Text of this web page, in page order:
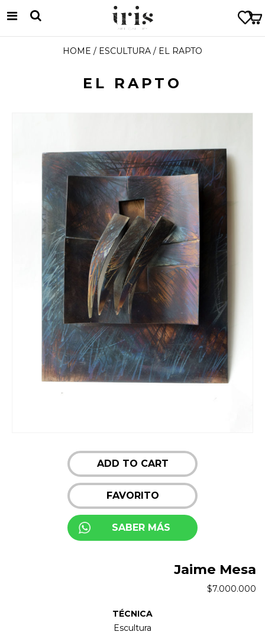
HOME / ESCULTURA / EL RAPTO
EL RAPTO
ADD TO CART
FAVORITO
SABER MÁS
Jaime Mesa
$7.000.000
TÉCNICA
Escultura